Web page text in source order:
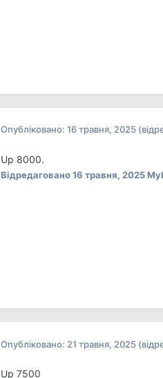
Опубліковано: 16 травня, 2025
Up 8000.
Відредаговано16 травня, 2025
Опубліковано: 21 травня, 2025
Up 7500